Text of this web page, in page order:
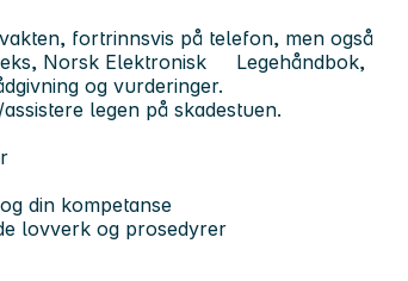
fortrinnsvis på telefon, men også
Norsk Elektronisk Legehåndbok,
og vurderinger.
legen på skadestuen.
din kompetanse
lovverk og prosedyrer